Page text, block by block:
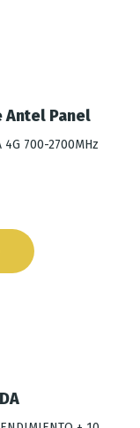
Antel Panel
4G 700-2700MHz